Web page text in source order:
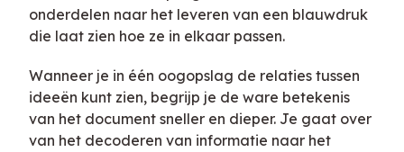
onderdelen naar het leveren van een blauwdruk
die laat zien hoe ze in elkaar passen.
Wanneer je in één oogopslag de relaties tussen
ideeën kunt zien, begrijp je de ware betekenis
van het document sneller en dieper. Je gaat over
van het decoderen van informatie naar het